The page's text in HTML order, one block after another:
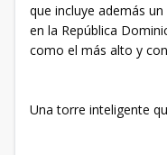
que incluye además
en la República
como el más alto y
Una torre inteligente